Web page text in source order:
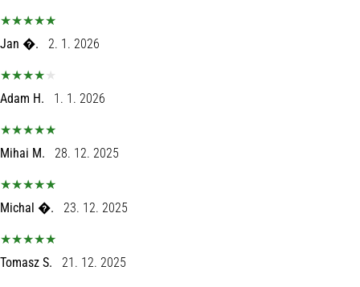
Jan �. 2. 1. 2026
Adam H. 1. 1. 2026
Mihai M. 28. 12. 2025
Michal �. 23. 12. 2025
Tomasz S. 21. 12. 2025